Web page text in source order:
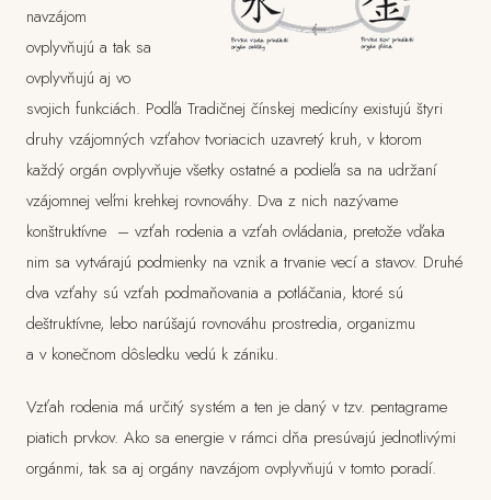
navzájom
ovplyvňujú a tak sa
ovplyvňujú aj vo
svojich funkciách. Podľa Tradičnej čínskej medicíny existujú štyri
druhy vzájomných vzťahov tvoriacich uzavretý kruh, v ktorom
každý orgán ovplyvňuje všetky ostatné a podieľa sa na udržaní
vzájomnej veľmi krehkej rovnováhy. Dva z nich nazývame
konštruktívne – vzťah rodenia a vzťah ovládania, pretože vďaka
nim sa vytvárajú podmienky na vznik a trvanie vecí a stavov. Druhé
dva vzťahy sú vzťah podmaňovania a potláčania, ktoré sú
deštruktívne, lebo narúšajú rovnováhu prostredia, organizmu
a v konečnom dôsledku vedú k zániku.
Vzťah rodenia má určitý systém a ten je daný v tzv. pentagrame
piatich prvkov. Ako sa energie v rámci dňa presúvajú jednotlivými
orgánmi, tak sa aj orgány navzájom ovplyvňujú v tomto poradí.